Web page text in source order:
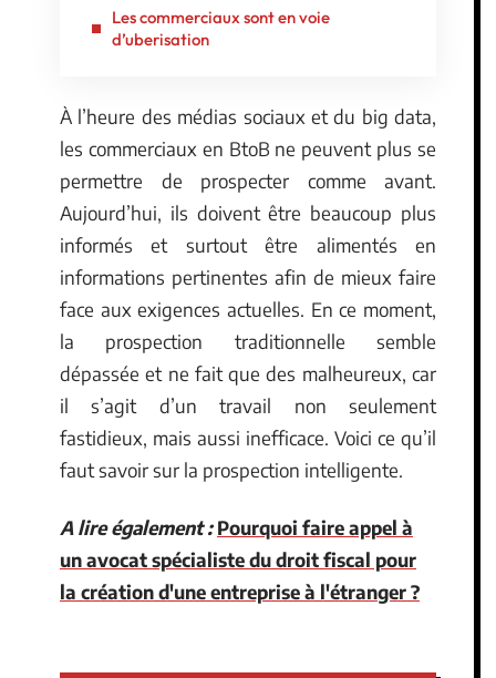
Les commerciaux sont en voie
d’uberisation
À l’heure des médias sociaux et du big data,
les commerciaux en BtoB ne peuvent plus se
permettre de prospecter comme avant.
Aujourd’hui, ils doivent être beaucoup plus
informés et surtout être alimentés en
informations pertinentes afin de mieux faire
face aux exigences actuelles. En ce moment,
la prospection traditionnelle semble
dépassée et ne fait que des malheureux, car
il s’agit d’un travail non seulement
fastidieux, mais aussi inefficace. Voici ce qu’il
faut savoir sur la prospection intelligente.
A lire également : Pourquoi faire appel à
un avocat spécialiste du droit fiscal pour
la création d'une entreprise à l'étranger ?